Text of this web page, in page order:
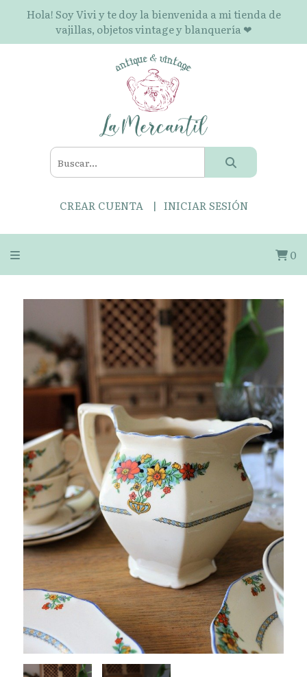
Hola! Soy Vivi y te doy la bienvenida a mi tienda de
vajillas, objetos vintage y blanquería ❤
CREAR CUENTA INICIAR SESIÓN
0